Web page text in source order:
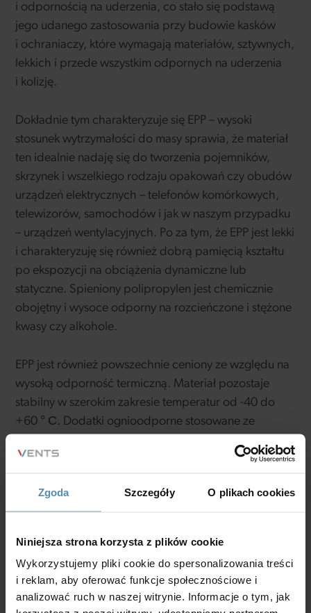
Zgoda Szczegóły O plikach cookies
Niniejsza strona korzysta z plików cookie
Wykorzystujemy pliki cookie do spersonalizowania treści
i reklam, aby oferować funkcje społecznościowe i
analizować ruch w naszej witrynie. Informacje o tym, jak
i odpornością na uderzenia, co stało się podstawą
jego udanego zastosowania przy budowie kasków
i ochraniaczy, które wymagają materiałów, sztywnych,
lekkich i przede wszystkim odpornych na uderzenia
i kolizję.
Dokładnie tym charakteryzuje się EPP – wysoki
stosunek wytrzymałości do masy sprawia, że materiał
ten idealnie nadaję się do tworzenia pojemników,
skrzynek i wszelkiego rodzaju opakowań czy obudów
urządzeń elektrycznych – telefonów komórkowych,
telewizorów, samochodów i jak w naszym przypadku
– urządzeń wentylacyjnych. Po za tym, że EPP jest lekki
i charakteryzuję się również dobrą pamięcią kształtu
po ekspozycji na obciążenia dynamiczne lub
statyczne. Spieniony polipropylen jest chemicznie
obojętny i wysoce odporny na rozcieńczone i stężone
kwasy czy alkohole.
EPP jest również powszechnie ceniony ze względu na
wysoką odporność termiczną. Materiał pozostaje
stabilny w szerokim zakresie temperatur od -40 do
+60 ° С. Dodatki ognioodporne stosowane ze
palności i doskonałą odporność na promieniowanie
Spalanie polipropylenu nie jest związane
z uwalnianiem toksycznych gazów. Zachowuje
wilgotności, a jego wodoodporność pozwoliła na
szerokie zastosowanie w przemyśle stoczniowym.
Ponieważ zamknięte komórki spienionego propylenu